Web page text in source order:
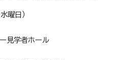
曜日）
見学者ホール